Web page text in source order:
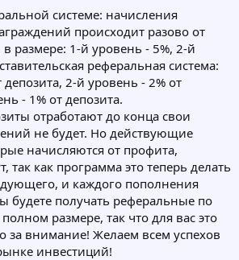
системе: начисления
происходит разово от
в размере: 1-й уровень - 5%, 2-й
реферальная система:
2-й уровень - 2% от
- 1% от депозита.
отработают до конца свои
не будет. Но действующие
начисляются от профита,
так как программа это теперь делать
и каждого пополнения
будете получать реферальные по
размере, так что для вас это
за внимание! Желаем всем успехов
инвестиций!